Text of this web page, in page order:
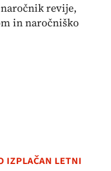
revije,
in naročniško
izplačan letni